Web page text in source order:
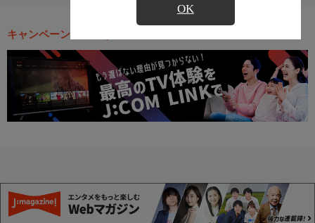
OK
キャンペーン・お得な情報